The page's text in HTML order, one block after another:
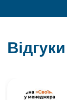
Відгуки